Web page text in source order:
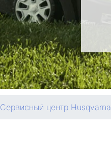
Сервисный центр Husqvarna